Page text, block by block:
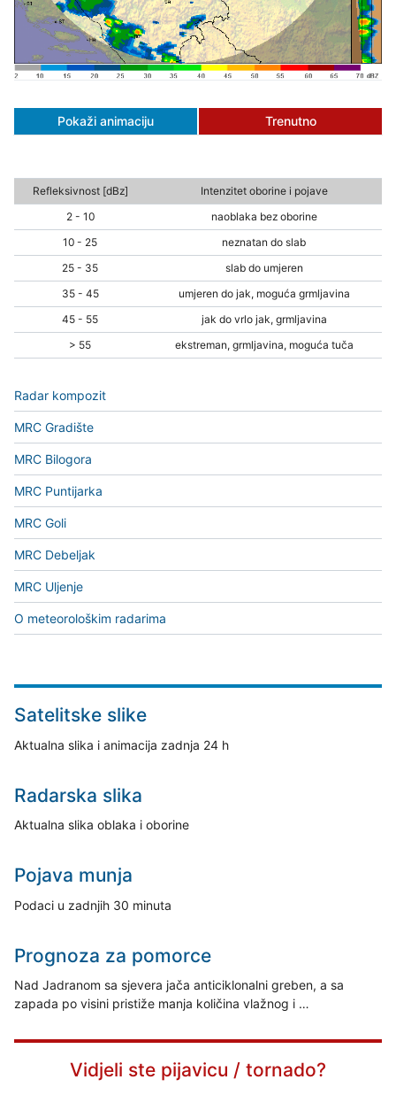
Pokaži animaciju Trenutno
Refleksivnost [dBz]
Intenzitet oborine i pojave
2 - 10
naoblaka bez oborine
10 - 25
neznatan do slab
25 - 35
slab do umjeren
35 - 45
umjeren do jak, moguća grmljavina
45 - 55
jak do vrlo jak, grmljavina
> 55
ekstreman, grmljavina, moguća tuča
Radar kompozit
MRC Gradište
MRC Bilogora
MRC Puntijarka
MRC Goli
MRC Debeljak
MRC Uljenje
O meteorološkim radarima
Satelitske slike
Aktualna slika i animacija zadnja 24 h
Radarska slika
Aktualna slika oblaka i oborine
Pojava munja
Podaci u zadnjih 30 minuta
Prognoza za pomorce
Nad Jadranom sa sjevera jača anticiklonalni greben, a sa
zapada po visini pristiže manja količina vlažnog i …
Vidjeli ste pijavicu / tornado?